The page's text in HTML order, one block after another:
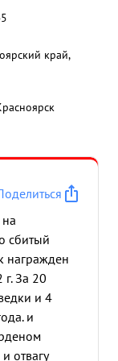
и
Ю-87 двух
чем
не
край,
сбитый
награжден
За 20
и 4
и
отвагу